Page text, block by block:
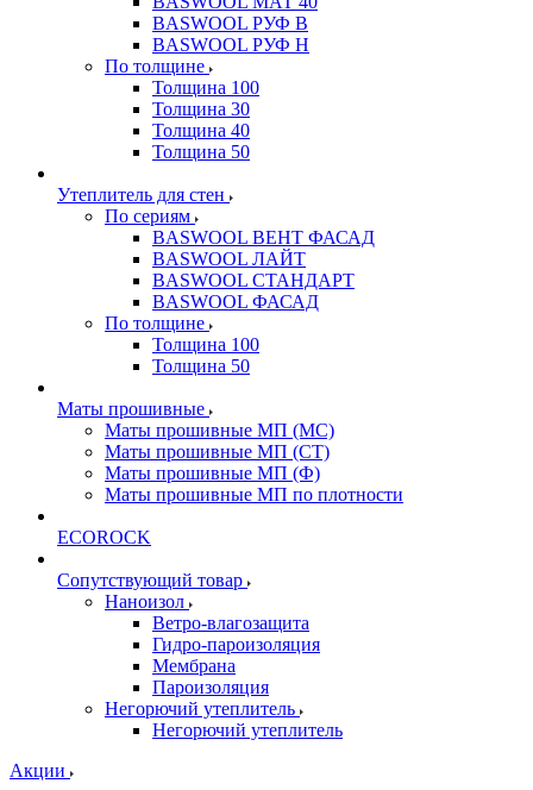
BASWOOL РУФ В
BASWOOL РУФ Н
По толщине
Толщина 100
Толщина 30
Толщина 40
Толщина 50
Утеплитель для стен
По сериям
BASWOOL ВЕНТ ФАСАД
BASWOOL ЛАЙТ
BASWOOL СТАНДАРТ
BASWOOL ФАСАД
По толщине
Толщина 100
Толщина 50
Маты прошивные
Маты прошивные МП (МС)
Маты прошивные МП (СТ)
Маты прошивные МП (Ф)
Маты прошивные МП по плотности
ECOROCK
Сопутствующий товар
Наноизол
Ветро-влагозащита
Гидро-пароизоляция
Мембрана
Пароизоляция
Негорючий утеплитель
Негорючий утеплитель
Акции